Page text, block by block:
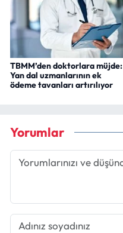
TBMM’den doktorlara müjde:
Yan dal uzmanlarının ek
ödeme tavanları artırılıyor
Yorumlar